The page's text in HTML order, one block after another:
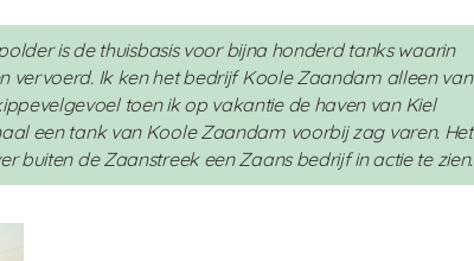
is de thuisbasis voor bijna honderd tanks waarin
vervoerd. Ik ken het bedrijf Koole Zaandam alleen van
toen ik op vakantie de haven van Kiel
een tank van Koole Zaandam voorbij zag varen. Het
buiten de Zaanstreek een Zaans bedrijf in actie te zien.